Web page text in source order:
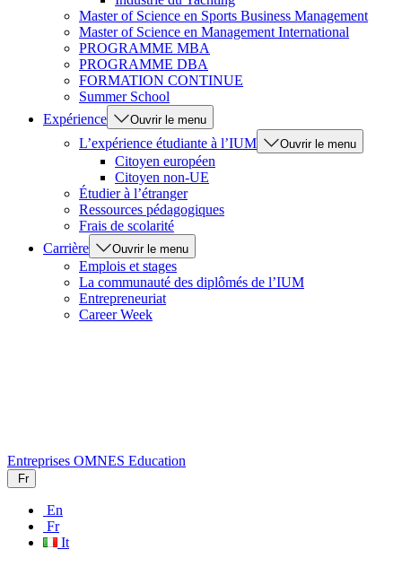
Master of Science en Sports Business Management
Master of Science en Management International
PROGRAMME MBA
PROGRAMME DBA
FORMATION CONTINUE
Summer School
Expérience
Ouvrir le menu
L’expérience étudiante à l’IUM Ouvrir le menu
Citoyen européen
Citoyen non-UE
Étudier à l’étranger
Ressources pédagogiques
Frais de scolarité
Carrière
Ouvrir le menu
Emplois et stages
La communauté des diplômés de l’IUM
Entrepreneuriat
Career Week
Entreprises OMNES Education
Fr
En
Fr
It